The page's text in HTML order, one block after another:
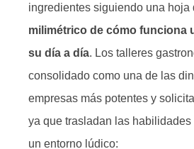
ingredientes siguiendo una hoja
milimétrico de cómo funciona
su día a día. Los talleres
consolidado como una de las
empresas más potentes y
ya que trasladan las
un entorno lúdico: